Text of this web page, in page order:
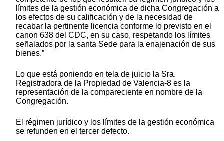
límites de la gestión económica de dicha Congregación a
los efectos de su calificación y de la necesidad de
recabar la pertinente licencia conforme lo previsto en el
canon 638 del CDC, en su caso, respetando los límites
señalados por la santa Sede para la enajenación de sus
bienes.”
Lo que está poniendo en tela de juicio la Sra.
Registradora de la Propiedad de Valencia-8 es la
representación de la compareciente en nombre de la
Congregación.
El régimen jurídico y los límites de la gestión económica
se refunden en el tercer defecto.